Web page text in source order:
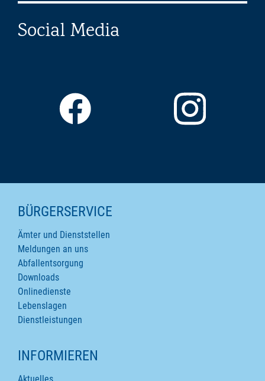
Social Media
SEITENINHALTE
BÜRGERSERVICE
Ämter und Dienststellen
Meldungen an uns
Abfallentsorgung
Downloads
Onlinedienste
Lebenslagen
Dienstleistungen
INFORMIEREN